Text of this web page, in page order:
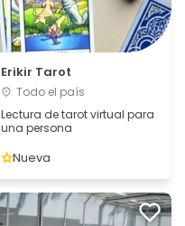
Erikir Tarot
Todo el país
Lectura de tarot virtual para
una persona
Nueva